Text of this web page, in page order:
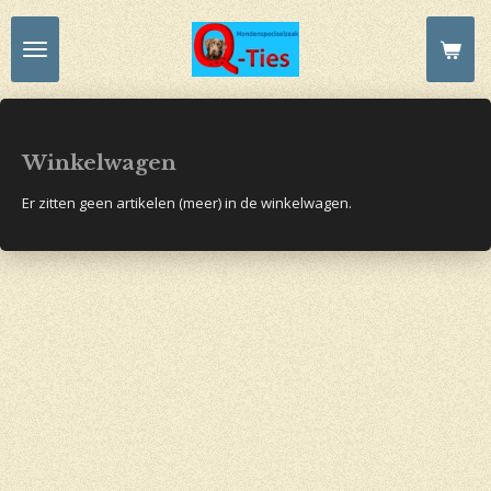
Ga
direct
Winkelwagen
Er zitten geen artikelen (meer) in de winkelwagen.